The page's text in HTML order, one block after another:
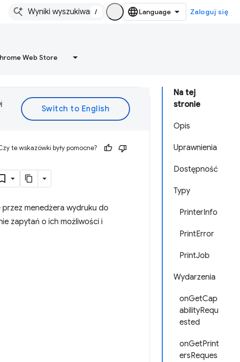
/ Zaloguj się
Web Store
Na tej
stronie
Opis
Uprawnienia
Dostępność
Typy
PrinterInfo
PrintError
PrintJob
Wydarzenia
onGetCap
abilityRequ
ested
onGetPrint
ersReques
te wskazówki były pomocne?
menedżera wydruku do
zapytań o ich możliwości i